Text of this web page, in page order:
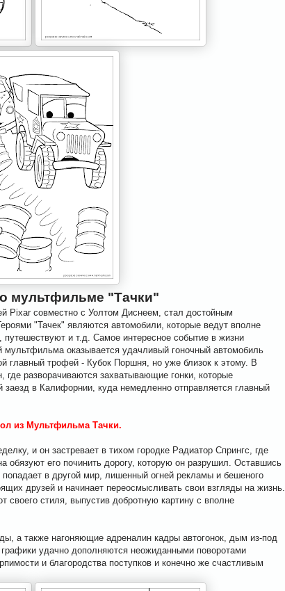
мультфильме "Тачки"
Pixar совместно с Уолтом Диснеем, стал достойным
"Тачек" являются автомобили, которые ведут вполне
и т.д. Самое интересное событие в жизни
мультфильма оказывается удачливый гоночный автомобиль
главный трофей - Кубок Поршня, но уже близок к этому. В
разворачиваются захватывающие гонки, которые
в Калифорнии, куда немедленно отправляется главный
из Мультфильма Тачки.
и он застревает в тихом городке Радиатор Спрингс, где
его починить дорогу, которую он разрушил. Оставшись
в другой мир, лишенный огней рекламы и бешеного
друзей и начинает переосмысливать свои взгляды на жизнь.
стиля, выпустив добротную картину с вполне
а также нагоняющие адреналин кадры автогонок, дым из-под
удачно дополняются неожиданными поворотами
и благородства поступков и конечно же счастливым